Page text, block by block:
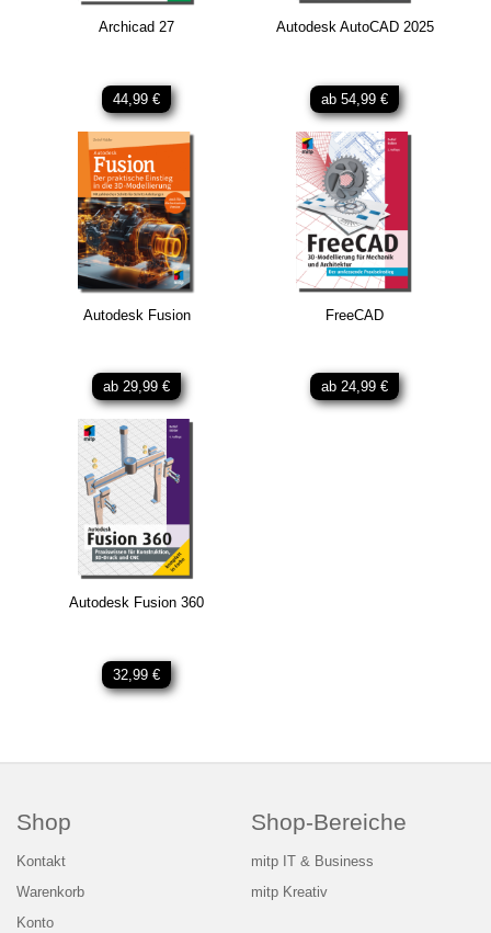
Archicad 27
44,99 €
Autodesk AutoCAD 2025
ab 54,99 €
Autodesk Fusion
ab 29,99 €
FreeCAD
ab 24,99 €
Autodesk Fusion 360
32,99 €
Shop
Kontakt
Warenkorb
Konto
Shop-Bereiche
mitp IT & Business
mitp Kreativ